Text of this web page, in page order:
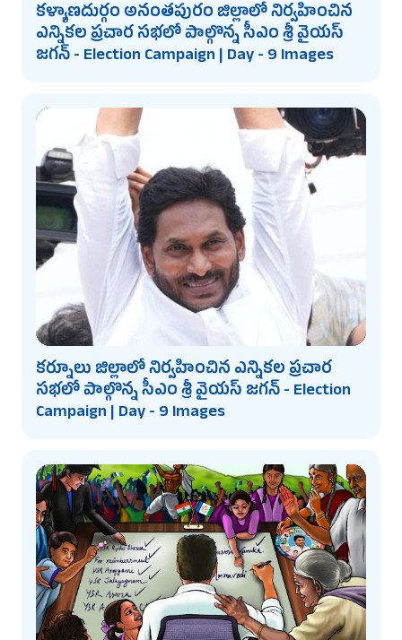
కళ్యాణదుర్గం అనంతపురం జిల్లాలో నిర్వహించిన
ఎన్నికల ప్రచార సభలో పాల్గొన్న సీఎం శ్రీ వైయస్
జగన్ - Election Campaign | Day - 9 Images
కర్నూలు జిల్లాలో నిర్వహించిన ఎన్నికల ప్రచార
సభలో పాల్గొన్న సీఎం శ్రీ వైయస్ జగన్ - Election
Campaign | Day - 9 Images